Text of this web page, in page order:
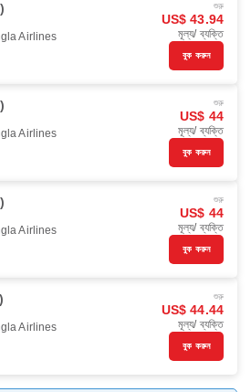
Airlines
শুরু
US$ 43.94
মূল্য/ ব্যক্তি
বুক করুন
Airlines
শুরু
US$ 44
মূল্য/ ব্যক্তি
বুক করুন
Airlines
শুরু
US$ 44
মূল্য/ ব্যক্তি
বুক করুন
Airlines
শুরু
US$ 44.44
মূল্য/ ব্যক্তি
বুক করুন